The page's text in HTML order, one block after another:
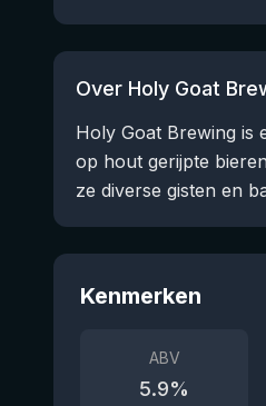
Over Holy Goat
Holy Goat Brewing is
op hout gerijpte
ze diverse gisten en
Kenmerken
ABV
5.9%